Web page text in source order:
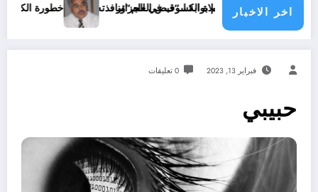
اخر الاخبار
عنهم بوابة لـ”قبض العلم”ونافذته !!
صلاة الكسوف في الجزائر خطورة الكسوف الشمسي و تاثيره على العيون
فبراير 13, 2023 0 تعليقات
حبيبي